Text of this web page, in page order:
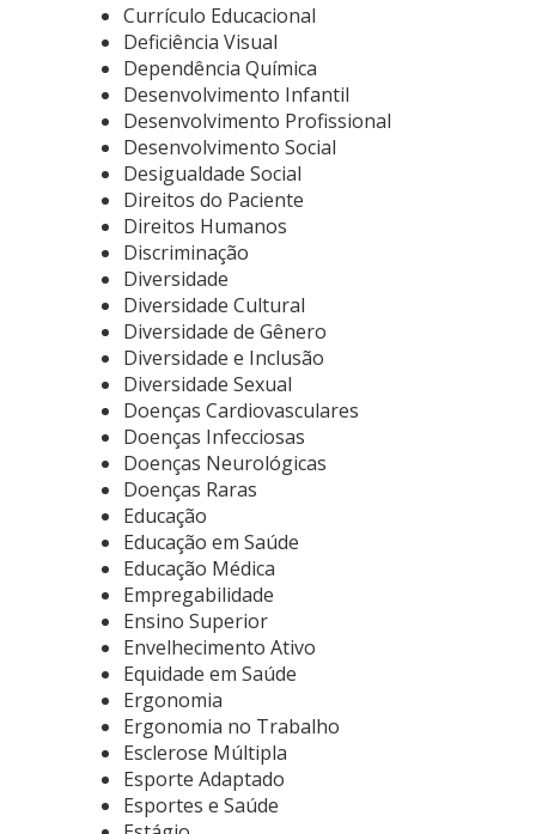
Currículo Educacional
Deficiência Visual
Dependência Química
Desenvolvimento Infantil
Desenvolvimento Profissional
Desenvolvimento Social
Desigualdade Social
Direitos do Paciente
Direitos Humanos
Discriminação
Diversidade
Diversidade Cultural
Diversidade de Gênero
Diversidade e Inclusão
Diversidade Sexual
Doenças Cardiovasculares
Doenças Infecciosas
Doenças Neurológicas
Doenças Raras
Educação
Educação em Saúde
Educação Médica
Empregabilidade
Ensino Superior
Envelhecimento Ativo
Equidade em Saúde
Ergonomia
Ergonomia no Trabalho
Esclerose Múltipla
Esporte Adaptado
Esportes e Saúde